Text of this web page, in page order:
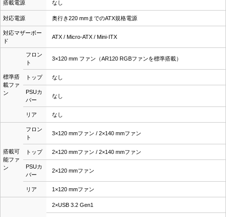
搭載電源 なし
対応電源 奥行き220 mmまでのATX規格電源
対応マザーボー
ド
ATX / Micro-ATX / Mini-ITX
標準搭
載ファ
ン
フロン
ト
3×120 mm ファン（AR120 RGBファンを標準搭載）
トップ なし
PSUカ
バー
なし
リア なし
搭載可
能ファ
ン
フロン
ト
3×120 mmファン / 2×140 mmファン
トップ 2×120 mmファン / 2×140 mmファン
PSUカ
バー
2×120 mmファン
リア 1×120 mmファン
2×USB 3.2 Gen1